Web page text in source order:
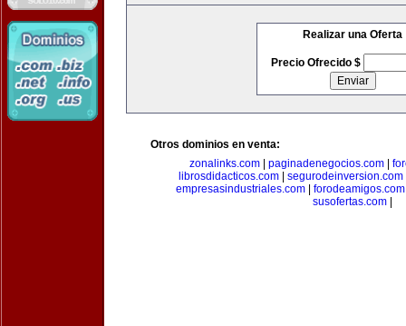
Realizar una Oferta
Precio Ofrecido $
Otros dominios en venta:
zonalinks.com| paginadenegocios.com|
librosdidacticos.com| segurodeinversion.com
empresasindustriales.com| forodeamigos.com
susofertas.com